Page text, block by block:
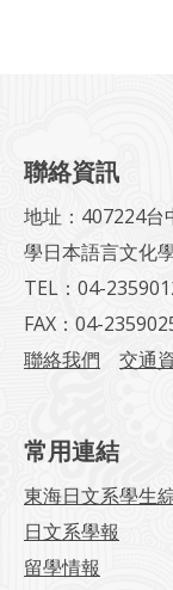
聯絡資訊
地址：407224台
學日本語言文化
TEL：04-
FAX：04-
聯絡我們
交通
常用連結
東海日文系學生
日文系學報
留學情報